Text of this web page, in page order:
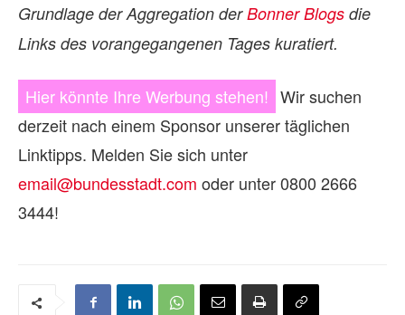
Grundlage der Aggregation derBonner Blogs die
Links des vorangegangenen Tages kuratiert.
Hier könnte Ihre Werbung stehen! Wir suchen
derzeit nach einem Sponsor unserer täglichen
Linktipps. Melden Sie sich unter
email@bundesstadt.com oder unter 0800 2666
3444!